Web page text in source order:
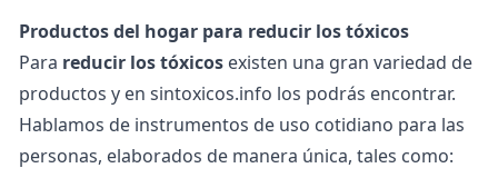
Productos del hogar para reducir los tóxicos
Para reducir los tóxicos existen una gran variedad de
productos y en sintoxicos.info los podrás encontrar.
Hablamos de instrumentos de uso cotidiano para las
personas, elaborados de manera única, tales como: